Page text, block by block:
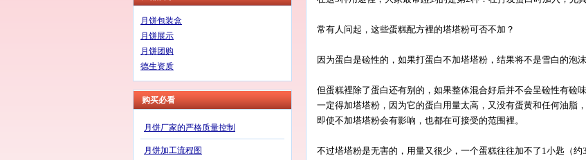
月饼包装盒
月饼展示
月饼团购
德生资质
购买必看
月饼厂家的严格质量控制
月饼加工流程图
常有人问起，这些蛋糕配方裡的塔塔粉可否不加？
因为蛋白是硷性的，如果打蛋白不加塔塔粉，结果将不是雪白的泡
但蛋糕裡除了蛋白还有别的，如果整体混合好后并不会呈硷性有硷
一定得加塔塔粉，因为它的蛋白用量太高，又没有蛋黄和任何油脂
即使不加塔塔粉会有影响，也都在可接受的范围裡。
不过塔塔粉是无害的，用量又很少，一个蛋糕往往加不了1小匙（